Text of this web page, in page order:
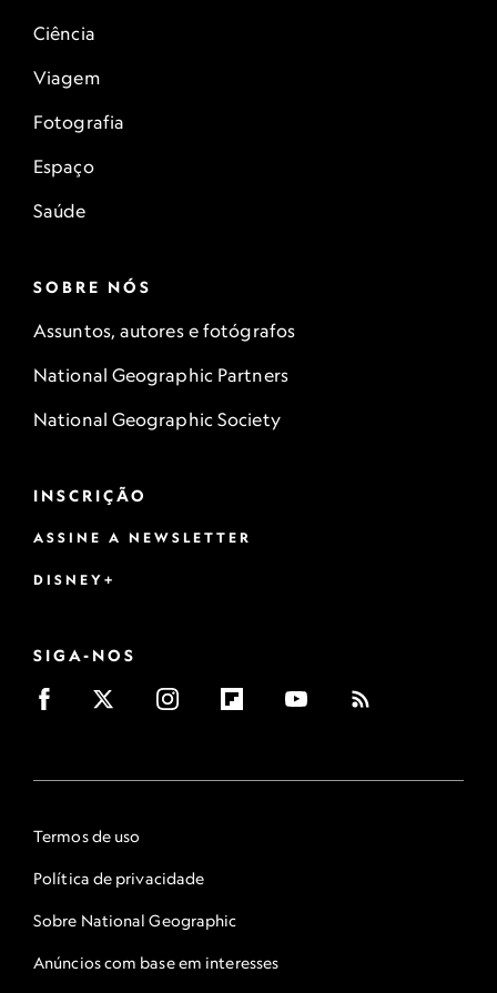
Ciência
Viagem
Fotografia
Espaço
Saúde
SOBRE NÓS
Assuntos, autores e fotógrafos
National Geographic Partners
National Geographic Society
INSCRIÇÃO
ASSINE A NEWSLETTER
DISNEY+
SIGA-NOS
Termos de uso
Política de privacidade
Sobre National Geographic
Anúncios com base em interesses